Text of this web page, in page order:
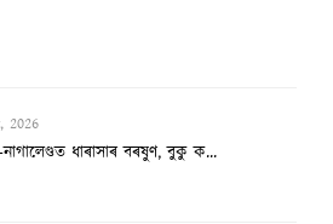
2026
ধাৰাসাৰ বৰষুণ, বুকু ক...